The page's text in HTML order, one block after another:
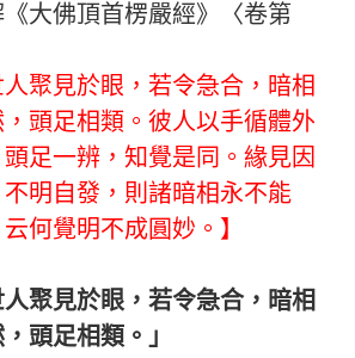
大佛頂首楞嚴經》〈卷第
人聚見於眼，若令急合，暗相
頭足相類。彼人以手循體外
足一辨，知覺是同。緣見因
明自發，則諸暗相永不能
何覺明不成圓妙。】
人聚見於眼，若令急合，暗相
頭足相類。」